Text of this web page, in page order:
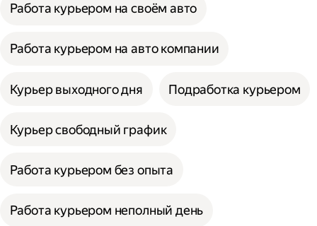
Работа курьером на своём авто
Работа курьером на авто компании
Курьер выходного дня Подработка курьером
Курьер свободный график
Работа курьером без опыта
Работа курьером неполный день